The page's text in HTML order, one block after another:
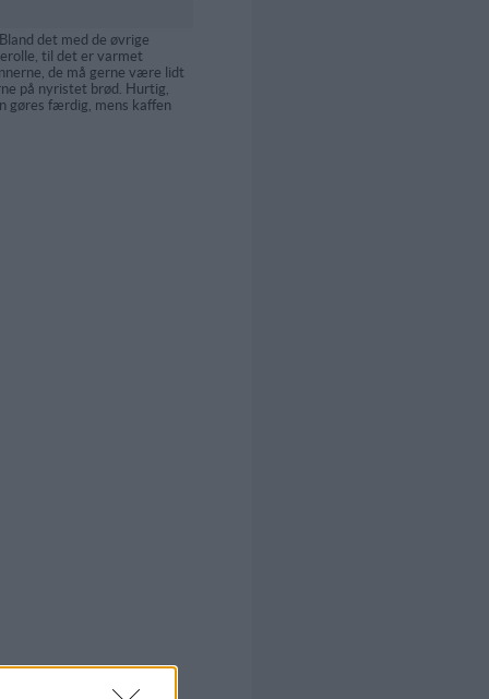
det med de øvrige
til det er varmet
de må gerne være lidt
på nyristet brød. Hurtig,
gøres færdig, mens kaffen